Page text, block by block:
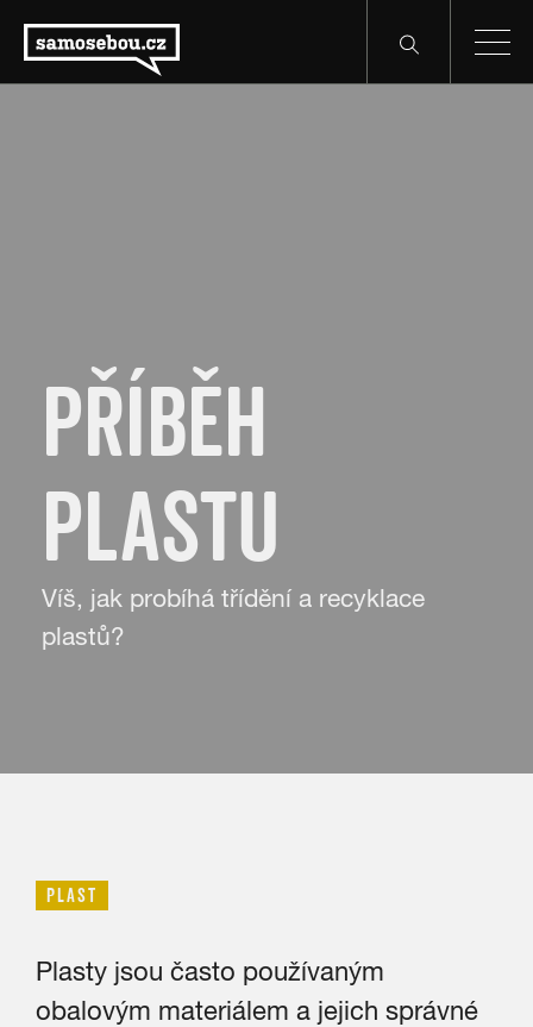
PŘÍBĚH
PLASTU
Víš, jak probíhá třídění a recyklace
plastů?
PLAST
Plasty jsou často používaným
obalovým materiálem a jejich správné